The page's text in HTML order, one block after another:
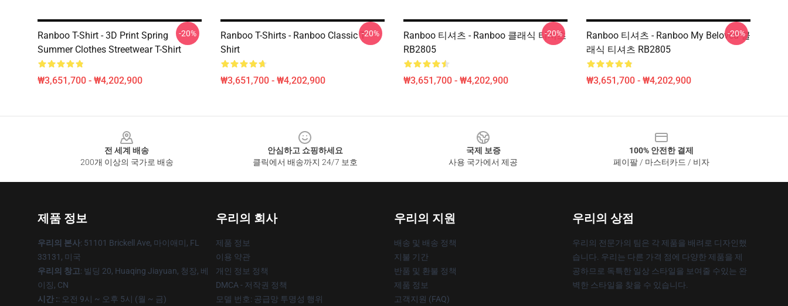
Ranboo T-Shirt - 3D Print Spring
Summer Clothes Streetwear T-Shirt
₩3,651,700 - ₩4,202,900
-20%
Ranboo T-Shirts - Ranboo Classic T-
Shirt
₩3,651,700 - ₩4,202,900
-20%
Ranboo 티셔츠 - Ranboo 클래식 티셔츠
RB2805
₩3,651,700 - ₩4,202,900
-20%
Ranboo 티셔츠 - Ranboo My Beloved 클
래식 티셔츠 RB2805
₩3,651,700 - ₩4,202,900
-20%
전 세계 배송
200개 이상의 국가로 배송
안심하고 쇼핑하세요
클릭에서 배송까지 24/7 보호
국제 보증
사용 국가에서 제공
100% 안전한 결제
페이팔 / 마스터카드 / 비자
제품 정보
우리의 본사: 51101 Brickell Ave, 마이애미, FL
33131, 미국
우리의 창고: 빌딩 20, Huaqing Jiayuan, 청장, 베
이징, CN
시간 :: 오전 9시 ~ 오후 5시 (월 ~ 금)
우리의 회사
제품 정보
이용 약관
개인 정보 정책
DMCA - 저작권 정책
모델 번호: 공급망 투명성 행위
우리의 지원
배송 및 배송 정책
지불 기간
반품 및 환불 정책
제품 정보
고객지원 (FAQ)
우리의 상점
우리의 전문가의 팀은 각 제품을 배려로 디자인했
습니다. 우리는 다른 가격 점에 다양한 제품을 제
공하므로 독특한 일상 스타일을 보여줄 수있는 완
벽한 스타일을 찾을 수 있습니다.